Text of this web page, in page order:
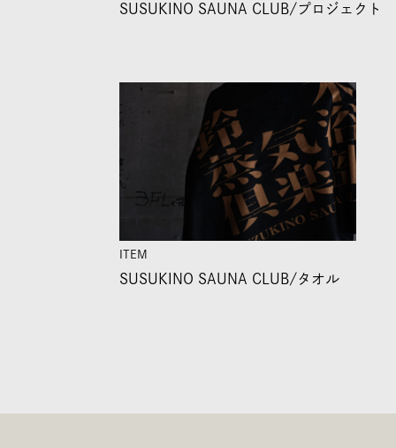
SUSUKINO SAUNA CLUB/プロジェクト
ITEM
SUSUKINO SAUNA CLUB/ タオル